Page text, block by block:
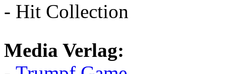
- Hit Collection
Media Verlag: